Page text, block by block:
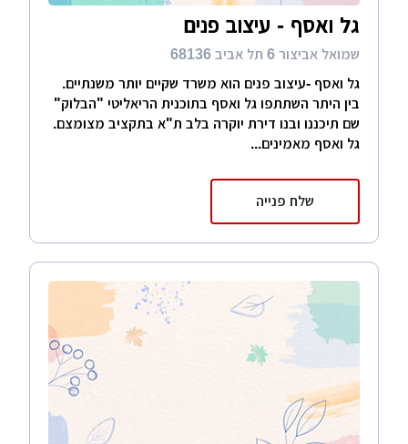
גל ואסף - עיצוב פנים
שמואל אביצור 6 תל אביב 68136
גל ואסף -עיצוב פנים הוא משרד שקיים יותר משנתיים.
בין היתר השתתפו גל ואסף בתוכנית הריאליטי "הבלוק"
שם תיכננו ובנו דירת יוקרה בלב ת"א בתקציב מצומצם.
גל ואסף מאמינים...
שלח פנייה